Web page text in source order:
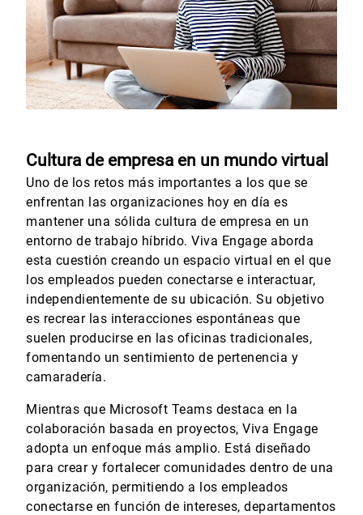
Cultura de empresa en un mundo virtual
Uno de los retos más importantes a los que se
enfrentan las organizaciones hoy en día es
mantener una sólida cultura de empresa en un
entorno de trabajo híbrido. Viva Engage aborda
esta cuestión creando un espacio virtual en el que
los empleados pueden conectarse e interactuar,
independientemente de su ubicación. Su objetivo
es recrear las interacciones espontáneas que
suelen producirse en las oficinas tradicionales,
fomentando un sentimiento de pertenencia y
camaradería.
Mientras que Microsoft Teams destaca en la
colaboración basada en proyectos, Viva Engage
adopta un enfoque más amplio. Está diseñado
para crear y fortalecer comunidades dentro de una
organización, permitiendo a los empleados
conectarse en función de intereses, departamentos